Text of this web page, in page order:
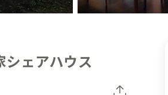
シェアハウス